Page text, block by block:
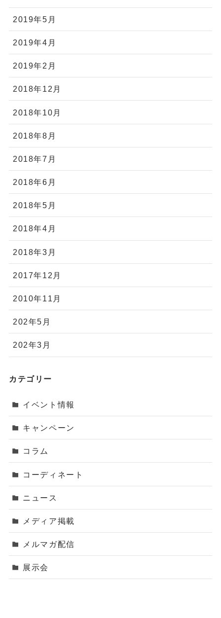
2019年5月
2019年4月
2019年2月
2018年12月
2018年10月
2018年8月
2018年7月
2018年6月
2018年5月
2018年4月
2018年3月
2017年12月
2010年11月
202年5月
202年3月
カテゴリー
イベント情報
キャンペーン
コラム
コーディネート
ニュース
メディア掲載
メルマガ配信
展示会